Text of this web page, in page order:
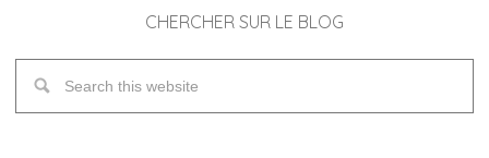
CHERCHER SUR LE BLOG